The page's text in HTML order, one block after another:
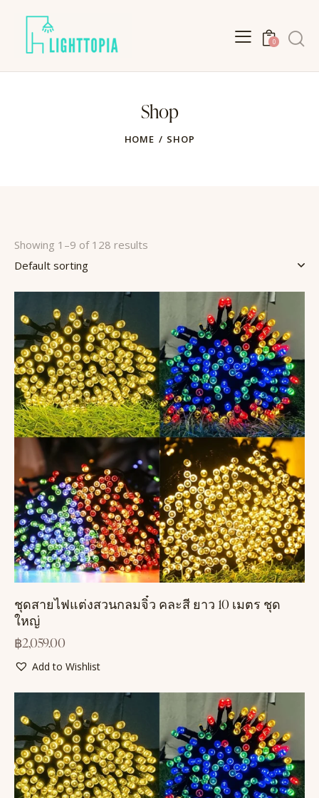
0
Search
Shop
HOME SHOP
Showing 1–9 of 128 results
ชุดสายไฟแต่งสวนกลมจิ๋ว คละสี ยาว 10 เมตร ชุด
ใหญ่
฿2,059.00
Add to Wishlist